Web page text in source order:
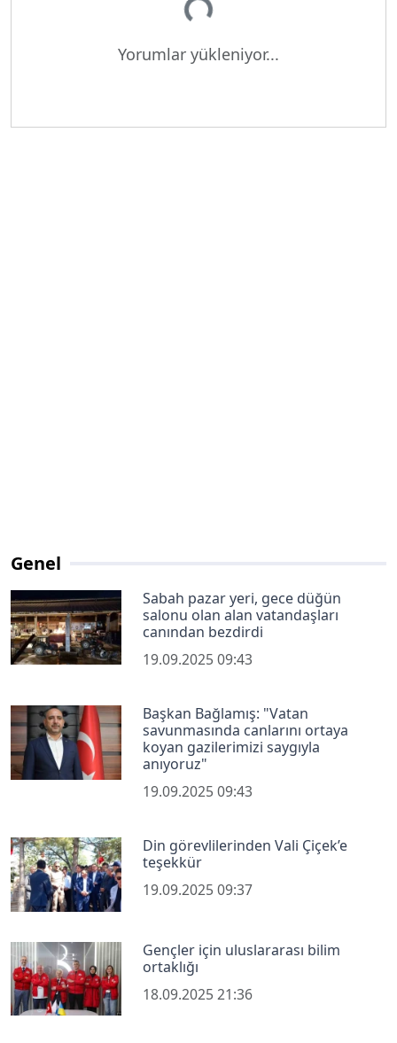
Yorumlar yükleniyor...
Genel
Sabah pazar yeri, gece düğün
salonu olan alan vatandaşları
canından bezdirdi
19.09.2025 09:43
Başkan Bağlamış: "Vatan
savunmasında canlarını ortaya
koyan gazilerimizi saygıyla
anıyoruz"
19.09.2025 09:43
Din görevlilerinden Vali Çiçek’e
teşekkür
19.09.2025 09:37
Gençler için uluslararası bilim
ortaklığı
18.09.2025 21:36